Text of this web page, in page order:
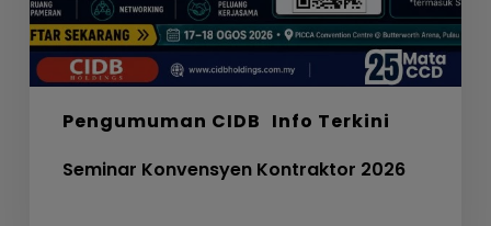
Pengumuman CIDB Info Terkini
Seminar Konvensyen Kontraktor 2026